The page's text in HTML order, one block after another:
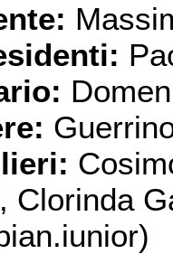
Clorinda